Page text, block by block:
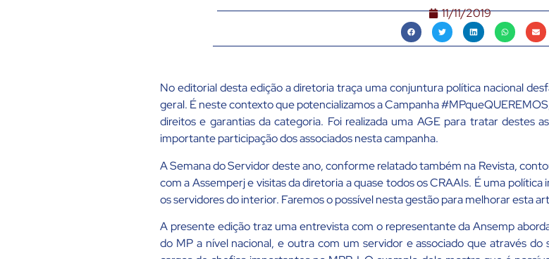
11/11/2019
No editorial desta edição a diretoria traça uma conjuntura política nacional
geral. É neste contexto que potencializamos a Campanha
direitos e garantias da categoria. Foi realizada uma AGE para tratar destes
importante participação dos associados nesta campanha.
A Semana do Servidor deste ano, conforme relatado também na Revista,
com a Assemperj e visitas da diretoria a quase todos os CRAAIs. É uma
os servidores do interior. Faremos o possível nesta gestão para melhorar esta
A presente edição traz uma entrevista com o representante da Ansemp
do MP a nível nacional, e outra com um servidor e associado que através